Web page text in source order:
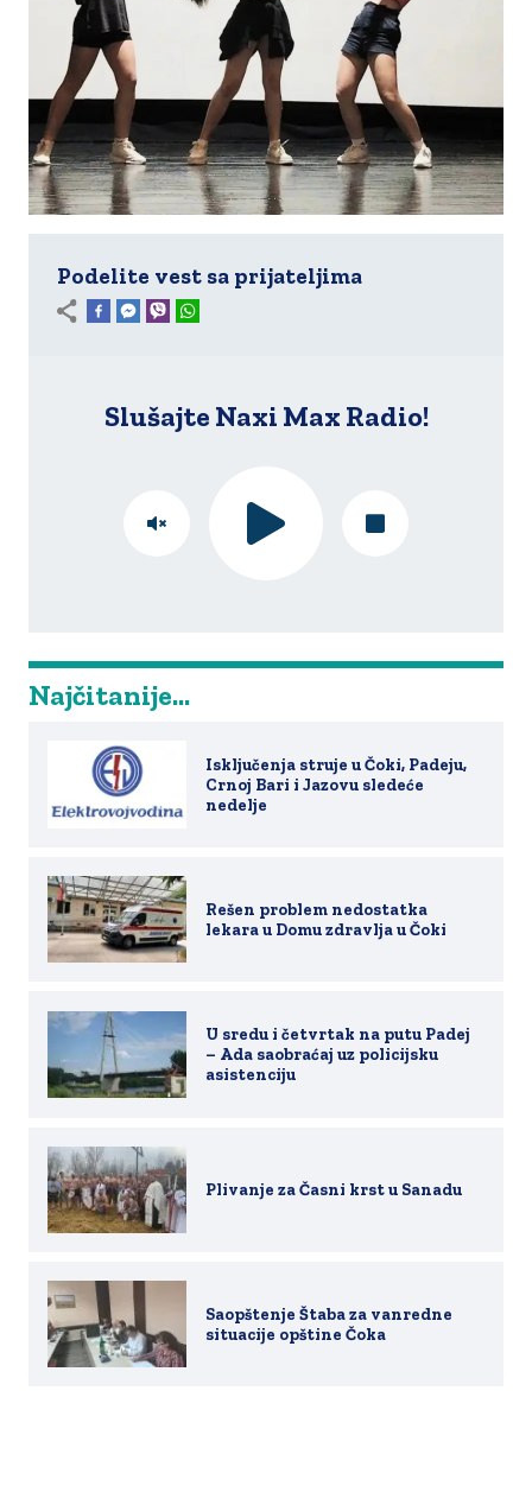
Podelite vest sa prijateljima
Slušajte Naxi Max Radio!
Najčitanije...
Isključenja struje u Čoki, Padeju,
Crnoj Bari i Jazovu sledeće
nedelje
Rešen problem nedostatka
lekara u Domu zdravlja u Čoki
U sredu i četvrtak na putu Padej
– Ada saobraćaj uz policijsku
asistenciju
Plivanje za Časni krst u Sanadu
Saopštenje Štaba za vanredne
situacije opštine Čoka